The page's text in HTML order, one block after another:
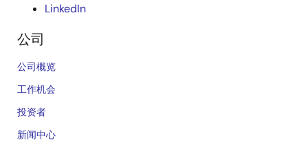
LinkedIn
公司
公司概览
工作机会
投资者
新闻中心